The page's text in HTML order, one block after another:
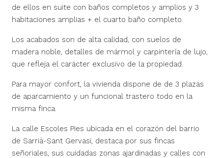
de ellos en suite con baños completos y amplios y 3
habitaciones amplias + el cuarto baño completo.
Los acabados son de alta calidad, con suelos de
madera noble, detalles de mármol y carpintería de lujo,
que refleja el carácter exclusivo de la propiedad.
Para mayor confort, la vivienda dispone de de 3 plazas
de aparcamiento y un funcional trastero todo en la
misma finca.
La calle Escoles Pies ubicada en el corazón del barrio
de Sarrià-Sant Gervasi, destaca por sus fincas
señoriales, sus cuidadas zonas ajardinadas y calles con